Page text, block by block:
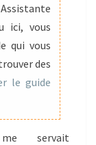
ici, vous
qui vous
des
le guide
servait